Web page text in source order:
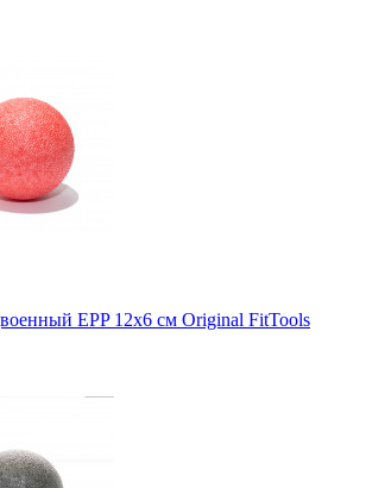
EPP 12х6 см Original FitTools